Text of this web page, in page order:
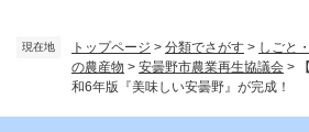
現在地 トップページ > 分類でさがす > しごと
の農産物 > 安曇野市農業再生協議会 >
和6年版『美味しい安曇野』が完成！